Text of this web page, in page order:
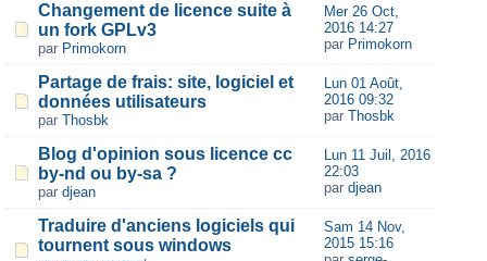
Changement de licence suite à
un fork GPLv3
par Primokorn
Mer 26 Oct,
2016 14:27
par Primokorn
Partage de frais: site, logiciel et
données utilisateurs
par Thosbk
Lun 01 Août,
2016 09:32
par Thosbk
Blog d'opinion sous licence cc
by-nd ou by-sa ?
par djean
Lun 11 Juil, 2016
22:03
par djean
Traduire d'anciens logiciels qui
tournent sous windows
Sam 14 Nov,
2015 15:16